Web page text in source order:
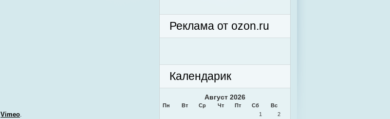
Vimeo.
Реклама от ozon.ru
Календарик
Август 2026
Пн Вт Ср Чт Пт Сб
Вс
1
2